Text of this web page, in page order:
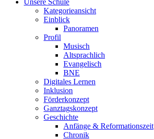
Unsere Schule
Kategorieansicht
Einblick
Panoramen
Profil
Musisch
Altsprachlich
Evangelisch
BNE
Digitales Lernen
Inklusion
Förderkonzept
Ganztagskonzept
Geschichte
Anfänge & Reformationszeit
Chronik